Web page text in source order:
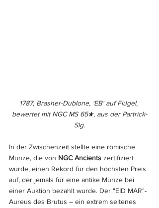
1787, Brasher-Dublone, 'EB' auf Flügel,
bewertet mit NGC MS 65★, aus der Partrick-
Slg.
In der Zwischenzeit stellte eine römische
Münze, die von NGC Ancients zertifiziert
wurde, einen Rekord für den höchsten Preis
auf, der jemals für eine antike Münze bei
einer Auktion bezahlt wurde. Der "EID MAR"-
Aureus des Brutus – ein extrem seltenes